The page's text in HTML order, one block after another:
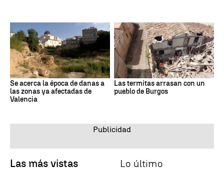
Se acerca la época de danas a
las zonas ya afectadas de
Valencia
Las termitas arrasan con un
pueblo de Burgos
Las más vistas Lo último